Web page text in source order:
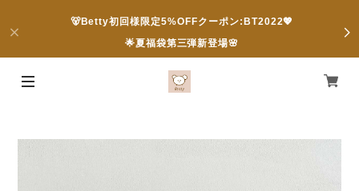
🐻Betty初回様限定5%OFFクーポン:BT2022💖
🌟夏福袋第三弾新登場🌸